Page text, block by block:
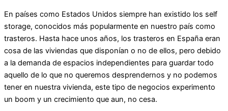
En países como Estados Unidos siempre han existido los self
storage, conocidos más popularmente en nuestro país como
trasteros. Hasta hace unos años, los trasteros en España eran
cosa de las viviendas que disponían o no de ellos, pero debido
a la demanda de espacios independientes para guardar todo
aquello de lo que no queremos desprendernos y no podemos
tener en nuestra vivienda, este tipo de negocios experimento
un boom y un crecimiento que aun, no cesa.